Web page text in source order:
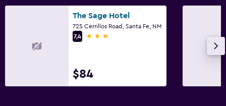
The Sage Hotel
725 Cerrillos Road, Santa Fe, NM
7,4
3 estrellas
$84